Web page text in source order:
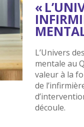
«
L’Univers
mentale au
valeur à la
de
découle.